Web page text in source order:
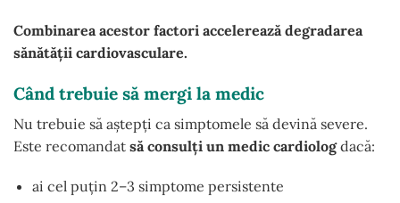
Combinarea acestor factori accelerează degradarea
sănătății cardiovasculare.
Când trebuie să mergi la medic
Nu trebuie să aștepți ca simptomele să devină severe.
Este recomandat să consulți un medic cardiologdacă:
ai cel puțin 2–3 simptome persistente